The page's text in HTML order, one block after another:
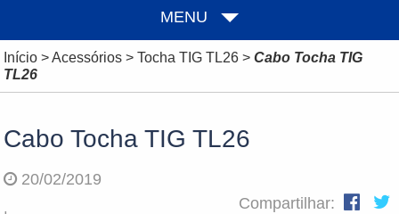
MENU
Início>Acessórios> Tocha TIG TL26> Cabo Tocha TIG
TL26
Cabo Tocha TIG TL26
20/02/2019
Compartilhar: